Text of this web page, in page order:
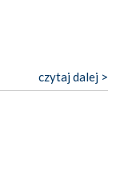
czytaj dalej >